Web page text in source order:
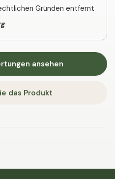
Gründen entfernt
ansehen
das Produkt